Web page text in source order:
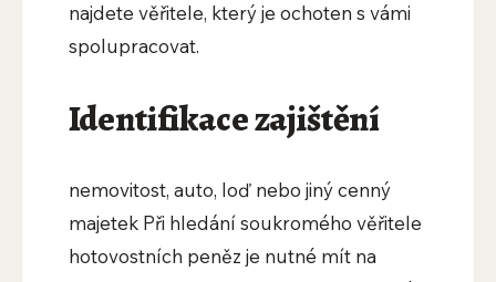
najdete věřitele, který je ochoten s vámi
spolupracovat.
Identifikace zajištění
nemovitost, auto, loď nebo jiný cenný
majetek Při hledání soukromého věřitele
hotovostních peněz je nutné mít na